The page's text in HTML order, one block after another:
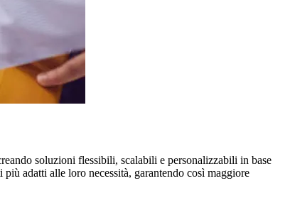
soluzioni flessibili, scalabili e personalizzabili in base
adatti alle loro necessità, garantendo così maggiore